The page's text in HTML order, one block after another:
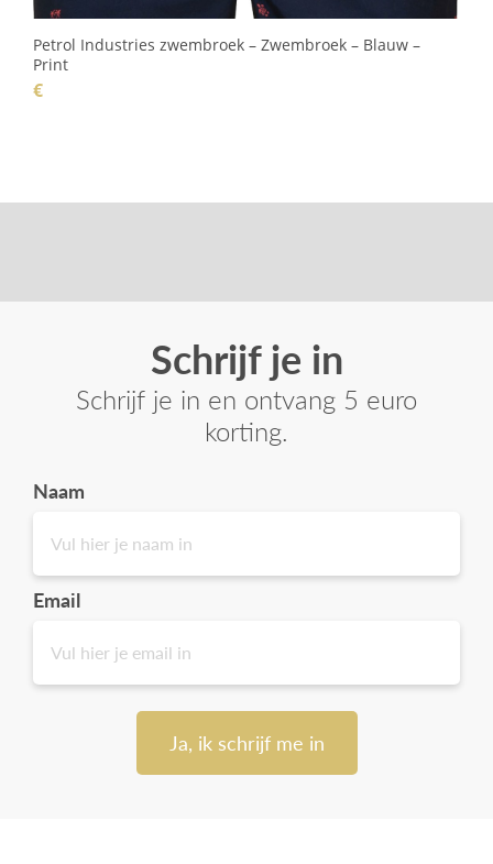
Petrol Industries zwembroek – Zwembroek – Blauw –
Print
€
Schrijf je in
Schrijf je in en ontvang 5 euro
korting.
Naam
Email
Ja, ik schrijf me in